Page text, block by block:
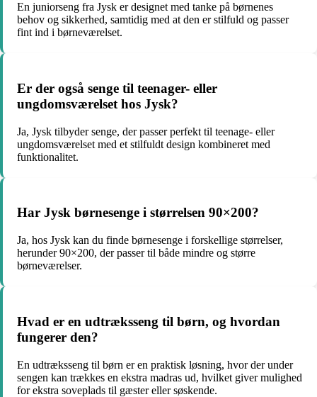
En juniorseng fra Jysk er designet med tanke på børnenes
behov og sikkerhed, samtidig med at den er stilfuld og passer
fint ind i børneværelset.
Er der også senge til teenager- eller
ungdomsværelset hos Jysk?
Ja, Jysk tilbyder senge, der passer perfekt til teenage- eller
ungdomsværelset med et stilfuldt design kombineret med
funktionalitet.
Har Jysk børnesenge i størrelsen 90×200?
Ja, hos Jysk kan du finde børnesenge i forskellige størrelser,
herunder 90×200, der passer til både mindre og større
børneværelser.
Hvad er en udtræksseng til børn, og hvordan
fungerer den?
En udtræksseng til børn er en praktisk løsning, hvor der under
sengen kan trækkes en ekstra madras ud, hvilket giver mulighed
for ekstra soveplads til gæster eller søskende.